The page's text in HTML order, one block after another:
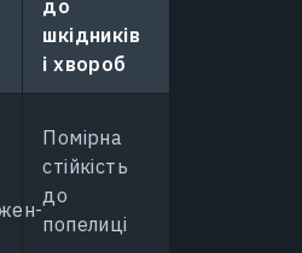
до
шкідників
і хвороб
Помірна
стійкість
до
попелиці